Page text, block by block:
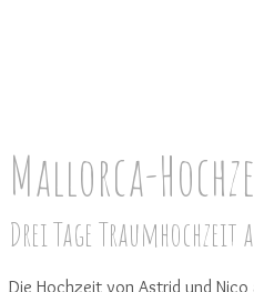
Mallorca-
Drei Tage
Die Hochzeit von Astrid und